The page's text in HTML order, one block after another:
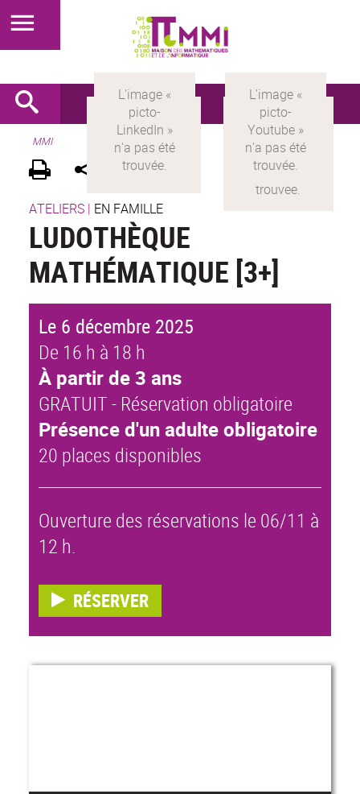
MMI
ATELIERS | EN FAMILLE
LUDOTHÈQUE
MATHÉMATIQUE [3+]
Le 6 décembre 2025
De 16 h à 18 h
À partir de 3 ans
GRATUIT - Réservation obligatoire
Présence d'un adulte obligatoire
20 places disponibles
Ouverture des réservations le 06/11 à
12 h.
RÉSERVER